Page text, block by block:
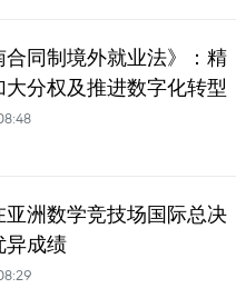
同制境外就业法》：精
分权及推进数字化转型
亚洲数学竞技场国际总决
异成绩